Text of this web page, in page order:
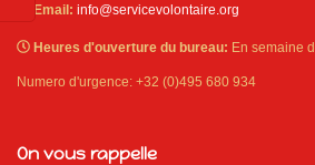
Email: info@servicevolontaire.org
Heures d'ouverture du bureau: En semaine
Numero d'urgence: +32 (0)495 680 934
On vous rappelle